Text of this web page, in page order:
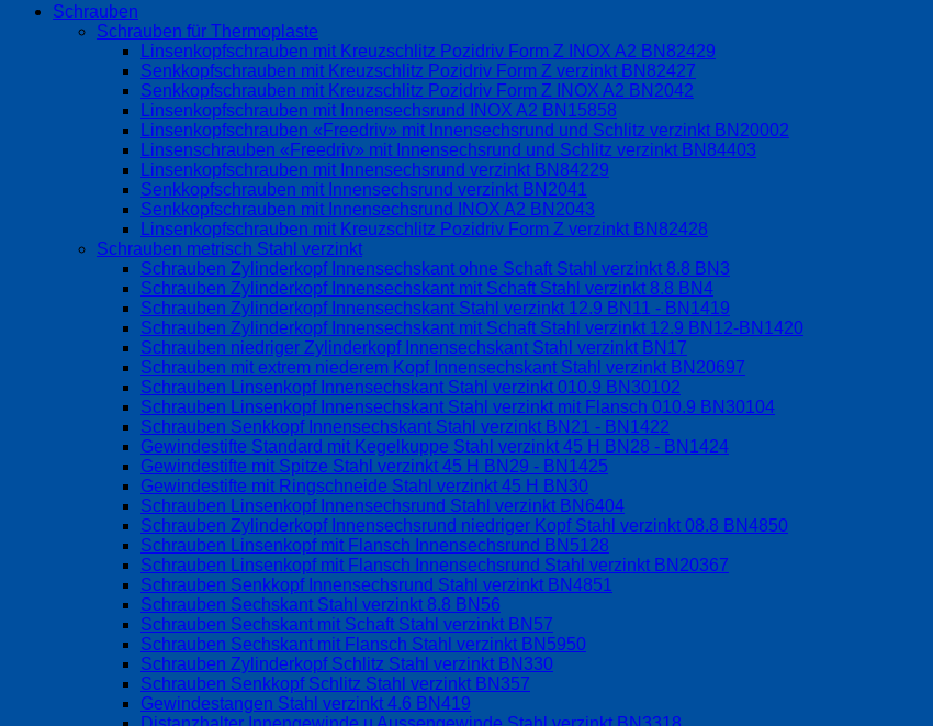
Schrauben
Schrauben für Thermoplaste
Linsenkopfschrauben mit Kreuzschlitz Pozidriv Form Z INOX A2 BN82429
Senkkopfschrauben mit Kreuzschlitz Pozidriv Form Z verzinkt BN82427
Senkkopfschrauben mit Kreuzschlitz Pozidriv Form Z INOX A2 BN2042
Linsenkopfschrauben mit Innensechsrund INOX A2 BN15858
Linsenkopfschrauben «Freedriv» mit Innensechsrund und Schlitz verzinkt BN20002
Linsenschrauben «Freedriv» mit Innensechsrund und Schlitz verzinkt BN84403
Linsenkopfschrauben mit Innensechsrund verzinkt BN84229
Senkkopfschrauben mit Innensechsrund verzinkt BN2041
Senkkopfschrauben mit Innensechsrund INOX A2 BN2043
Linsenkopfschrauben mit Kreuzschlitz Pozidriv Form Z verzinkt BN82428
Schrauben metrisch Stahl verzinkt
Schrauben Zylinderkopf Innensechskant ohne Schaft Stahl verzinkt 8.8 BN3
Schrauben Zylinderkopf Innensechskant mit Schaft Stahl verzinkt 8.8 BN4
Schrauben Zylinderkopf Innensechskant Stahl verzinkt 12.9 BN11 - BN1419
Schrauben Zylinderkopf Innensechskant mit Schaft Stahl verzinkt 12.9 BN12-BN1420
Schrauben niedriger Zylinderkopf Innensechskant Stahl verzinkt BN17
Schrauben mit extrem niederem Kopf Innensechskant Stahl verzinkt BN20697
Schrauben Linsenkopf Innensechskant Stahl verzinkt 010.9 BN30102
Schrauben Linsenkopf Innensechskant Stahl verzinkt mit Flansch 010.9 BN30104
Schrauben Senkkopf Innensechskant Stahl verzinkt BN21 - BN1422
Gewindestifte Standard mit Kegelkuppe Stahl verzinkt 45 H BN28 - BN1424
Gewindestifte mit Spitze Stahl verzinkt 45 H BN29 - BN1425
Gewindestifte mit Ringschneide Stahl verzinkt 45 H BN30
Schrauben Linsenkopf Innensechsrund Stahl verzinkt BN6404
Schrauben Zylinderkopf Innensechsrund niedriger Kopf Stahl verzinkt 08.8 BN4850
Schrauben Linsenkopf mit Flansch Innensechsrund BN5128
Schrauben Linsenkopf mit Flansch Innensechsrund Stahl verzinkt BN20367
Schrauben Senkkopf Innensechsrund Stahl verzinkt BN4851
Schrauben Sechskant Stahl verzinkt 8.8 BN56
Schrauben Sechskant mit Schaft Stahl verzinkt BN57
Schrauben Sechskant mit Flansch Stahl verzinkt BN5950
Schrauben Zylinderkopf Schlitz Stahl verzinkt BN330
Schrauben Senkkopf Schlitz Stahl verzinkt BN357
Gewindestangen Stahl verzinkt 4.6 BN419